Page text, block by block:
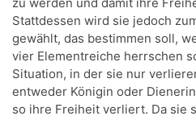
Stattdessen wird sie jedoch
gewählt, das bestimmen soll,
vier Elementreiche herrschen
Situation, in der sie nur
entweder Königin oder
so ihre Freiheit verliert. Da sie